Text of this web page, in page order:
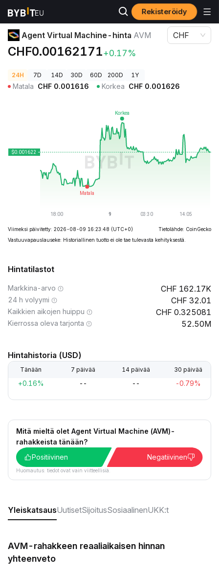
Rekisteröidy
Kryptohinnat Agent Virtual Machine-hinta AVM
Agent Virtual Machine-hinta AVM
CHF0.00162171+0.17%
CHF
24H 7D 14D 30D 60D 200D 1Y
Matala CHF 0.001616 Korkea CHF 0.001626
Viimeksi päivitetty: 2026-08-09 16:23:48 (UTC+0)
Tietolähde: CoinGecko
Vastuuvapauslauseke: Historiallinen tuotto ei ole tae tulevasta kehityksestä.
Hintatilastot
Markkina-arvo 162.17K
24 h volyymi 32.01
Kaikkien aikojen huippu 0.325081
Kierrossa oleva tarjonta 52.50M
Hintahistoria (USD)
Tänään 7 päivää 14 päivää 30 päivää
+0.16% -- -- -0.79%
Mitä mieltä olet Agent Virtual Machine (AVM)-
rahakkeista tänään?
Positiivinen
Negatiivinen
Huomautus: tiedot ovat vain viitteellisiä.
YleiskatsausUutisetSijoitusSosiaalinenUKK:t
AVM-rahakkeen reaaliaikaisen hinnan
yhteenveto